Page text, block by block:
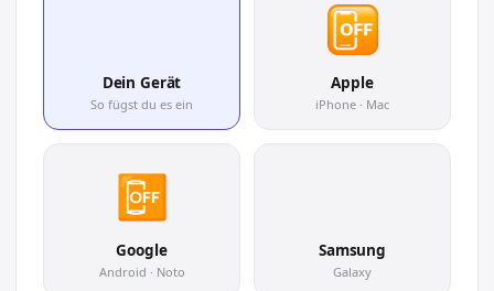
Dein Gerät
So fügst du es ein
Apple
iPhone · Mac
Google
Android · Noto
Samsung
Galaxy